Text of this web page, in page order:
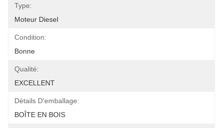
Type:
Moteur Diesel
Condition:
Bonne
Qualité:
EXCELLENT
Détails D'emballage:
BOÎTE EN BOIS